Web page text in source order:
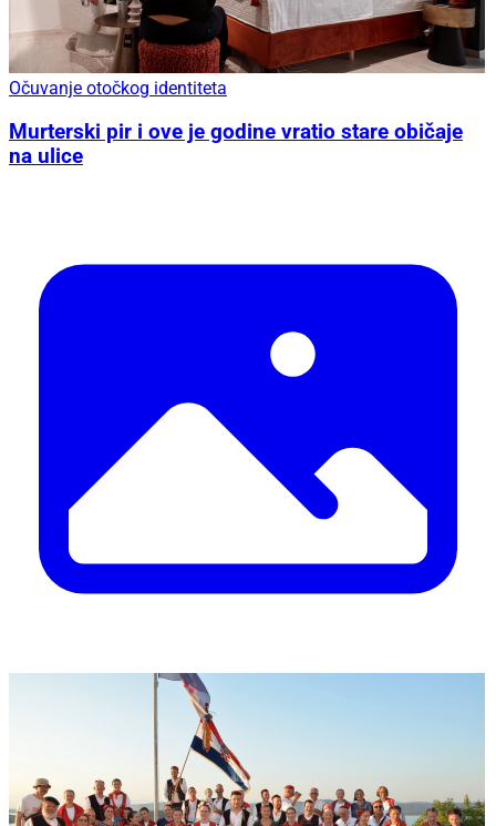
Očuvanje otočkog identiteta
Murterski pir i ove je godine vratio stare običaje
na ulice